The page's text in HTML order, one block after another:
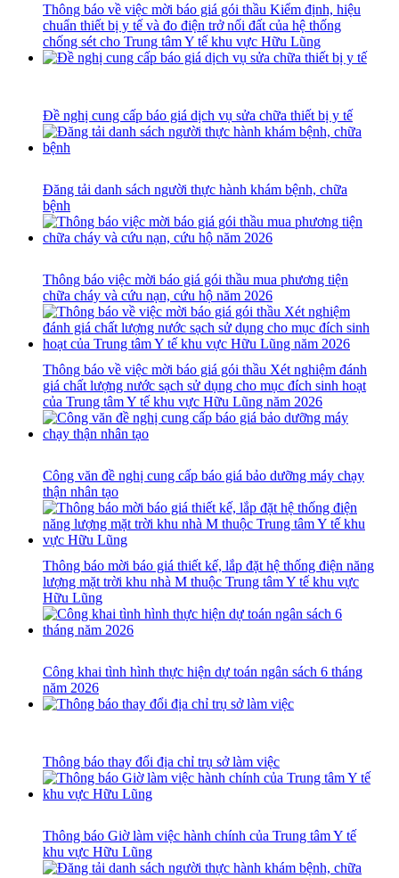
Thông báo về việc mời báo giá gói thầu Kiểm định, hiệu
chuẩn thiết bị y tế và đo điện trở nối đất của hệ thống
chống sét cho Trung tâm Y tế khu vực Hữu Lũng
Đề nghị cung cấp báo giá dịch vụ sửa chữa thiết bị y tế
Đăng tải danh sách người thực hành khám bệnh, chữa
bệnh
Thông báo việc mời báo giá gói thầu mua phương tiện
chữa cháy và cứu nạn, cứu hộ năm 2026
Thông báo về việc mời báo giá gói thầu Xét nghiệm đánh
giá chất lượng nước sạch sử dụng cho mục đích sinh hoạt
của Trung tâm Y tế khu vực Hữu Lũng năm 2026
Công văn đề nghị cung cấp báo giá bảo dưỡng máy chạy
thận nhân tạo
Thông báo mời báo giá thiết kế, lắp đặt hệ thống điện năng
lượng mặt trời khu nhà M thuộc Trung tâm Y tế khu vực
Hữu Lũng
Công khai tình hình thực hiện dự toán ngân sách 6 tháng
năm 2026
Thông báo thay đổi địa chỉ trụ sở làm việc
Thông báo Giờ làm việc hành chính của Trung tâm Y tế
khu vực Hữu Lũng